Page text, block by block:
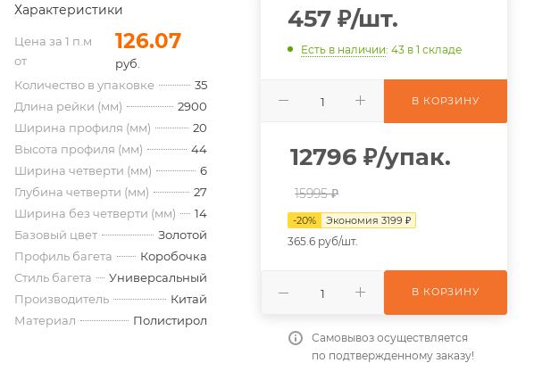
Характеристики
Цена за 1 п.м
от
126.07
руб.
Количество в упаковке
35
Длина рейки (мм)
2900
Ширина профиля (мм)
20
Высота профиля (мм)
44
Ширина четверти (мм)
6
Глубина четверти (мм)
27
Ширина без четверти (мм)
14
Базовый цвет
Золотой
Профиль багета
Коробочка
Стиль багета
Универсальный
Производитель
Китай
Материал
Полистирол
457 ₽/шт.
Есть в наличии: 43 в 1 складе
В КОРЗИНУ
12796 ₽/упак.
15995 ₽
-20% Экономия3199 ₽
365.6 руб/шт.
В КОРЗИНУ
Самовывоз осуществляется
по подтвержденному заказу!